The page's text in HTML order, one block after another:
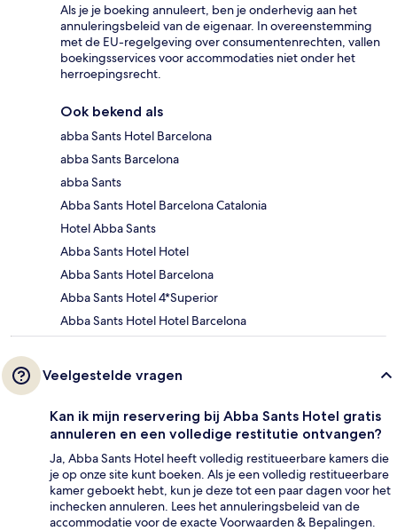
Als je je boeking annuleert, ben je onderhevig aan het
annuleringsbeleid van de eigenaar. In overeenstemming
met de EU-regelgeving over consumentenrechten, vallen
boekingsservices voor accommodaties niet onder het
herroepingsrecht.
Ook bekend als
abba Sants Hotel Barcelona
abba Sants Barcelona
abba Sants
Abba Sants Hotel Barcelona Catalonia
Hotel Abba Sants
Abba Sants Hotel Hotel
Abba Sants Hotel Barcelona
Abba Sants Hotel 4*Superior
Abba Sants Hotel Hotel Barcelona
Veelgestelde vragen
Kan ik mijn reservering bij Abba Sants Hotel gratis
annuleren en een volledige restitutie ontvangen?
Ja, Abba Sants Hotel heeft volledig restitueerbare kamers die
je op onze site kunt boeken. Als je een volledig restitueerbare
kamer geboekt hebt, kun je deze tot een paar dagen voor het
inchecken annuleren. Lees het annuleringsbeleid van de
accommodatie voor de exacte Voorwaarden & Bepalingen.